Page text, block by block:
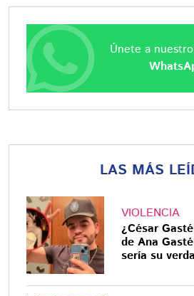
Únete a
LAS MÁS
VIOLENCIA
¿César
de Ana
sería su